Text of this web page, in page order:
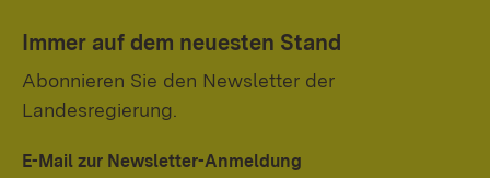
Immer auf dem neuesten Stand
Abonnieren Sie den Newsletter der
Landesregierung.
E-Mail zur Newsletter-Anmeldung